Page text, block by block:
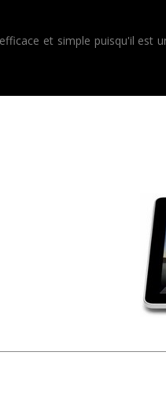
et simple puisqu'il est